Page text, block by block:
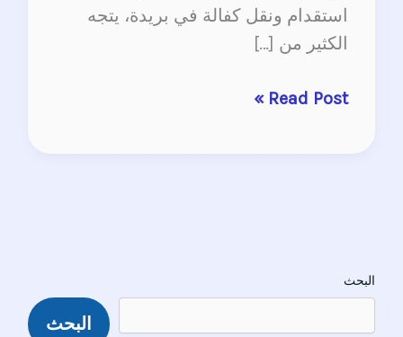
استقدام ونقل كفالة في بريدة، يتجه
الكثير من […]
Read Post »
البحث
البحث